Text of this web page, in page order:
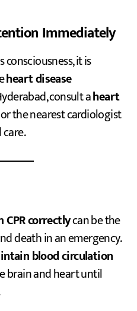
Immediately
it is
heart disease
consult aheart
or the nearest cardiologist
correctlycan be the
death in an emergency.
blood circulation
brain and heart until